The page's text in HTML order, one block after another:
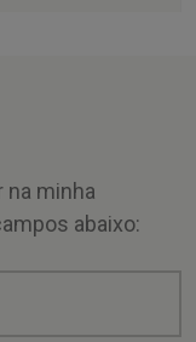
na minha
abaixo: